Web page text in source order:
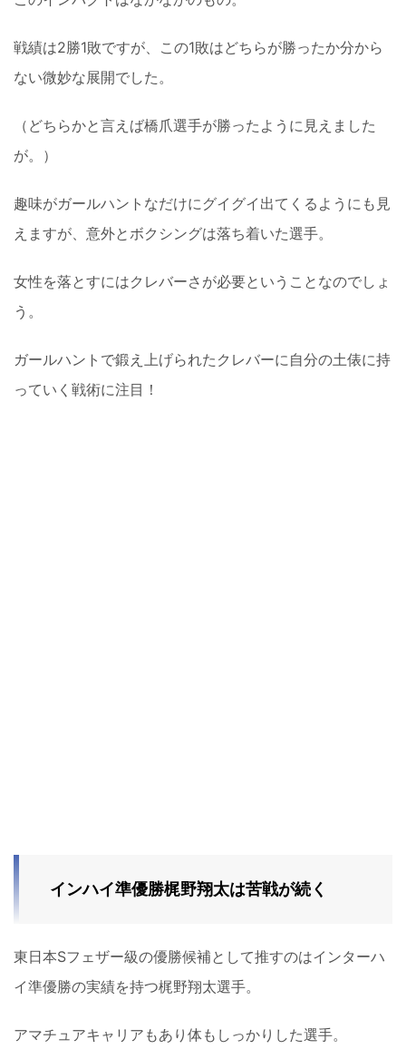
戦績は2勝1敗ですが、この1敗はどちらが勝ったか分から
ない微妙な展開でした。
（どちらかと言えば橋爪選手が勝ったように見えました
が。）
趣味がガールハントなだけにグイグイ出てくるようにも見
えますが、意外とボクシングは落ち着いた選手。
女性を落とすにはクレバーさが必要ということなのでしょ
う。
ガールハントで鍛え上げられたクレバーに自分の土俵に持
っていく戦術に注目！
インハイ準優勝梶野翔太は苦戦が続く
東日本Sフェザー級の優勝候補として推すのはインターハ
イ準優勝の実績を持つ梶野翔太選手。
アマチュアキャリアもあり体もしっかりした選手。